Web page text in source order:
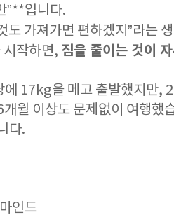
”**입니다.
도 가져가면 편하겠지”라는
시작하면, 짐을 줄이는 것이
17kg을 메고 출발했지만,
월 이상도 문제없이 여행했
다.
인드